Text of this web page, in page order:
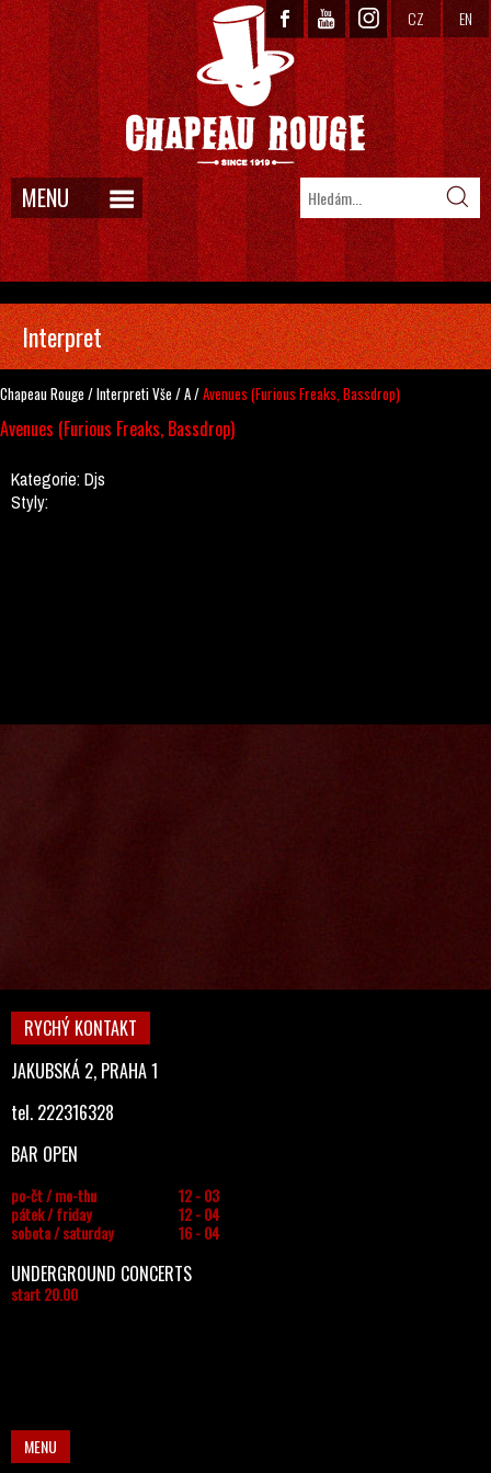
CZ EN
MENU
Interpret
Chapeau Rouge /InterpretiVše /A/Avenues (Furious Freaks, Bassdrop)
Avenues (Furious Freaks, Bassdrop)
Kategorie:Djs
Styly:
RYCHÝ KONTAKT
JAKUBSKÁ 2, PRAHA 1
tel. 222316328
BAR OPEN
po-čt / mo-thu
12 - 03
pátek / friday
12 - 04
sobota / saturday
16 - 04
UNDERGROUND CONCERTS
start 20.00
MENU